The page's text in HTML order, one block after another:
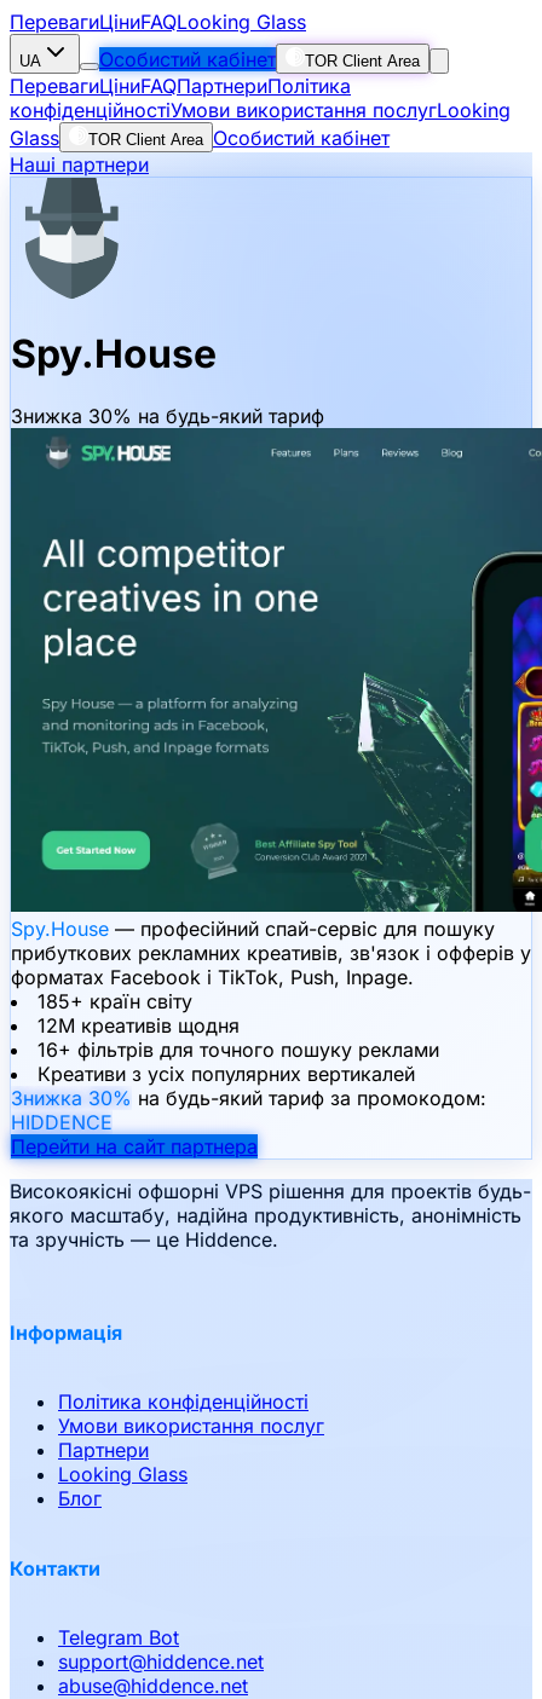
ПеревагиЦіниFAQLooking Glass
UA Особистий кабінет TOR Client Area
ПеревагиЦіниFAQПартнериПолітика
конфіденційностіУмови використання послугLooking
Glass
TOR Client Area Особистий кабінет
Наші партнери
Spy.House
Знижка 30% на будь-який тариф
Spy.House — професійний спай-сервіс для пошуку
прибуткових рекламних креативів, зв'язок і офферів у
форматах Facebook і TikTok, Push, Inpage.
185+ країн світу
12M креативів щодня
16+ фільтрів для точного пошуку реклами
Креативи з усіх популярних вертикалей
Знижка 30% на будь-який тариф за промокодом:
HIDDENCE
Перейти на сайт партнера
Високоякісні офшорні VPS рішення для проектів будь-
якого масштабу, надійна продуктивність, анонімність
та зручність — це Hiddence.
Інформація
Політика конфіденційності
Умови використання послуг
Партнери
Looking Glass
Блог
Контакти
Telegram Bot
support@hiddence.net
abuse@hiddence.net